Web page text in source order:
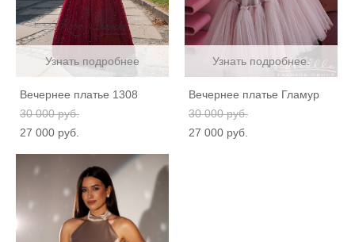
Узнать подробнее
Вечернее платье 1308
30 000 pуб.
27 000 pуб.
Узнать подробнее.
Вечернее платье Гламур
30 000 pуб.
27 000 pуб.